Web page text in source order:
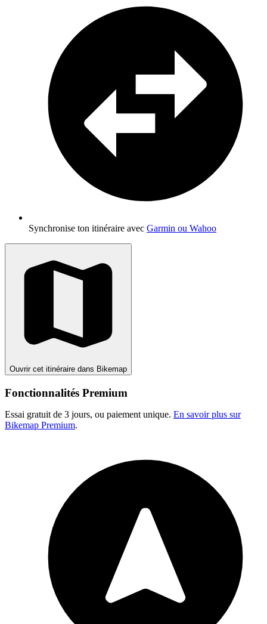
Synchronise ton itinéraire avec Garmin ou Wahoo
Ouvrir cet itinéraire dans Bikemap
Fonctionnalités Premium
Essai gratuit de 3 jours, ou paiement unique. En savoir plus sur
Bikemap Premium.